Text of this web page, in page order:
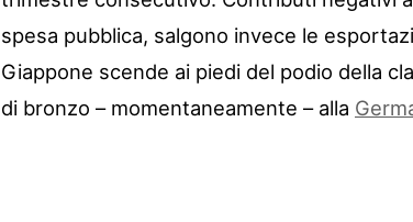
spesa pubblica, salgono invece le
Giappone scende ai piedi del podio della
di bronzo – momentaneamente – alla